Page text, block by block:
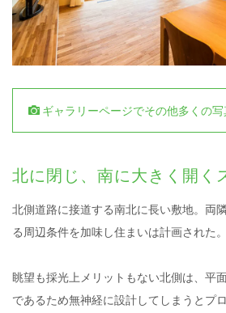
ギャラリーページでその他多くの
北に閉じ、南に大きく開く
北側道路に接道する南北に長い敷地。両
る周辺条件を加味し住まいは計画された。
眺望も採光上メリットもない北側は、平
であるため無神経に設計してしまうとプ